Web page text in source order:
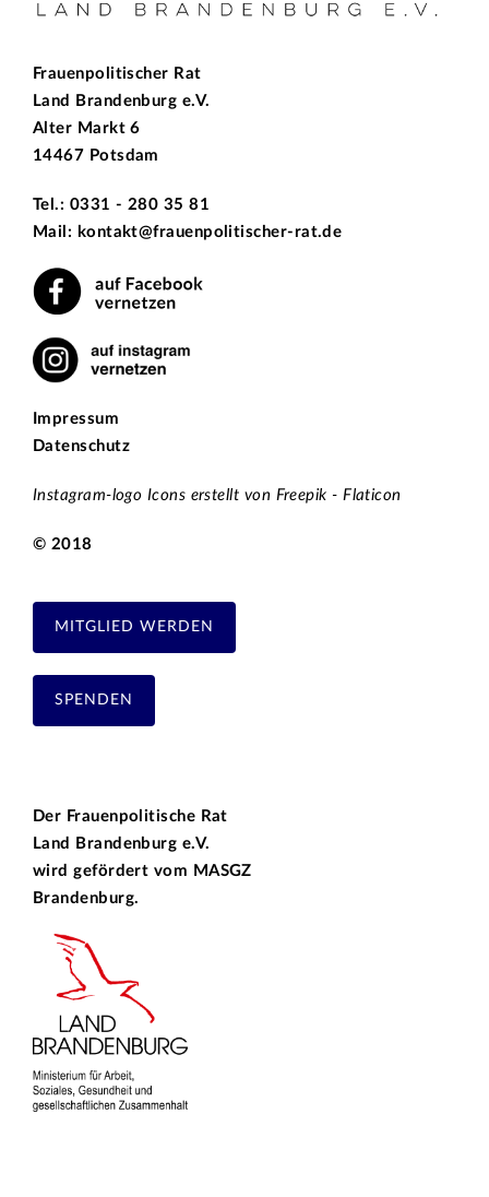
Frauenpolitischer Rat
Land Brandenburg e.V.
Alter Markt 6
14467 Potsdam
Tel.: 0331 - 280 35 81
Mail: kontakt@frauenpolitischer-rat.de
Impressum
Datenschutz
Instagram-logo Icons erstellt von Freepik - Flaticon
© 2018
MITGLIED WERDEN
SPENDEN
Der Frauenpolitische Rat
Land Brandenburg e.V.
wird gefördert vom MASGZ
Brandenburg.